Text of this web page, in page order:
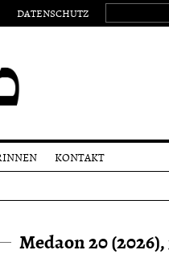
DATENSCHUTZ SUCHEN
KONTAKT
Medaon 20 (2026),